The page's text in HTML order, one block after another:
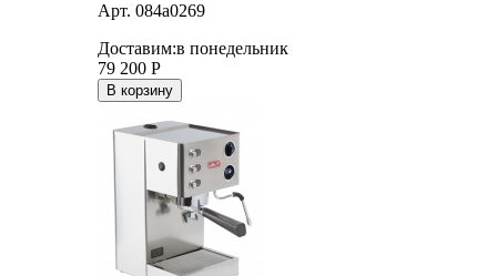
Арт. 084a0269
Доставим:в понедельник
79 200 Р
В корзину